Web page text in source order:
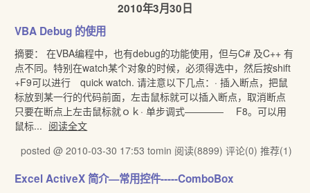
2010年3月30日
VBA Debug 的使用
摘要： 在VBA编程中，也有debug的功能使用，但与C# 及C++ 有
点不同。特别在watch某个对象的时候，必须得选中，然后按shift
+F9可以进行 quick watch. 请注意以下几点：· 插入断点，把鼠
标放到某一行的代码前面，左击鼠标就可以插入断点，取消断点
只要在断点上左击鼠标就ｏｋ· 单步调式―――― F8。可以用
鼠标... 阅读全文
posted @ 2010-03-30 17:53 tomin 阅读(8899) 评论(0) 推荐(1)
Excel ActiveX 简介—常用控件-----ComboBox